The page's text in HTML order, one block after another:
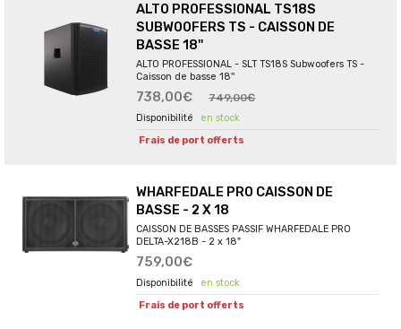
ALTO PROFESSIONAL TS18S
SUBWOOFERS TS - CAISSON DE
BASSE 18''
ALTO PROFESSIONAL - SLT TS18S Subwoofers TS -
Caisson de basse 18''
738,00€ 749,00€
en stock
Frais de port offerts
WHARFEDALE PRO CAISSON DE
BASSE - 2 X 18
CAISSON DE BASSES PASSIF WHARFEDALE PRO
DELTA-X218B - 2 x 18"
759,00€
en stock
Frais de port offerts